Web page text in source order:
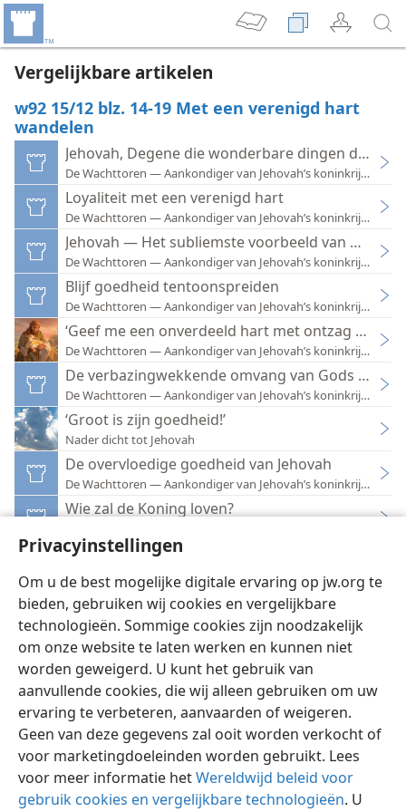
Privacyinstellingen
Om u de best mogelijke digitale ervaring op jw.org te
bieden, gebruiken wij cookies en vergelijkbare
technologieën. Sommige cookies zijn noodzakelijk
om onze website te laten werken en kunnen niet
worden geweigerd. U kunt het gebruik van
aanvullende cookies, die wij alleen gebruiken om uw
ervaring te verbeteren, aanvaarden of weigeren.
Geen van deze gegevens zal ooit worden verkocht of
voor marketingdoeleinden worden gebruikt. Lees
voor meer informatie hetWereldwijd beleid voor
gebruik cookies en vergelijkbare technologieën. U
Vergelijkbare artikelen
w92 15/12 blz. 14-19 Met een verenigd hart
wandelen
Jehovah, Degene die wonderbare dingen doet
De Wachttoren — Aankondiger van Jehovah’s koninkrijk 1992
Loyaliteit met een verenigd hart
De Wachttoren — Aankondiger van Jehovah’s koninkrijk 1961
Jehovah — Het subliemste voorbeeld van
De Wachttoren — Aankondiger van Jehovah’s koninkrijk 2002
Blijf goedheid tentoonspreiden
De Wachttoren — Aankondiger van Jehovah’s koninkrijk 2002
‘Geef me een onverdeeld hart met ontzag voor
De Wachttoren — Aankondiger van Jehovah’s koninkrijk
De verbazingwekkende omvang van Gods
De Wachttoren — Aankondiger van Jehovah’s koninkrijk 1989
‘Groot is zijn goedheid!’
Nader dicht tot Jehovah
De overvloedige goedheid van Jehovah
De Wachttoren — Aankondiger van Jehovah’s koninkrijk 1991
Wie zal de Koning loven?
Goed
Hulp tot begrip van de bijbel
Nederlands Instellingen
Copyright © 2026 Watch Tower Bible and Tract Society of Pennsylvania
Gebruiksvoorwaarden Privacybeleid
Privacyinstellingen
Inloggen